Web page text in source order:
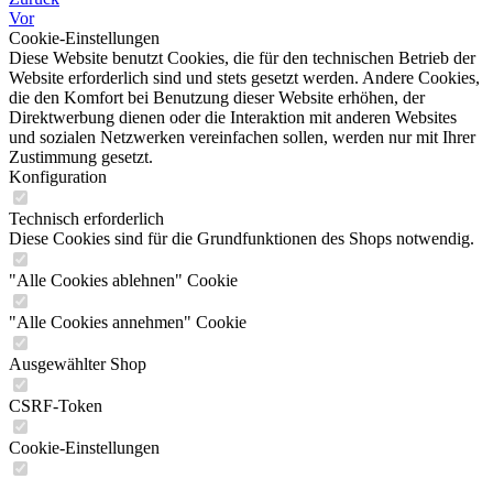
Vor
Cookie-Einstellungen
Diese Website benutzt Cookies, die für den technischen Betrieb der
Website erforderlich sind und stets gesetzt werden. Andere Cookies,
die den Komfort bei Benutzung dieser Website erhöhen, der
Direktwerbung dienen oder die Interaktion mit anderen Websites
und sozialen Netzwerken vereinfachen sollen, werden nur mit Ihrer
Zustimmung gesetzt.
Konfiguration
Technisch erforderlich
Diese Cookies sind für die Grundfunktionen des Shops notwendig.
"Alle Cookies ablehnen" Cookie
"Alle Cookies annehmen" Cookie
Ausgewählter Shop
CSRF-Token
Cookie-Einstellungen